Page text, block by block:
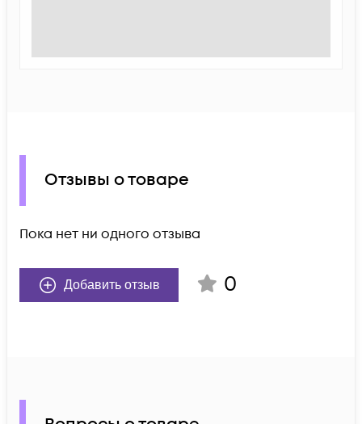
Отзывы о товаре
Пока нет ни одного отзыва
Добавить отзыв 0